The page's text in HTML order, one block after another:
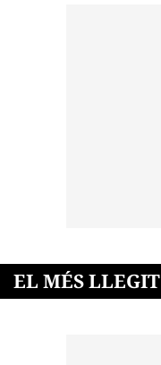
EL MÉS LLEGIT